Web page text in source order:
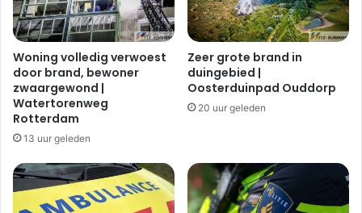
Woning volledig verwoest
door brand, bewoner
zwaargewond |
Watertorenweg
Rotterdam
13 uur geleden
Zeer grote brand in
duingebied |
Oosterduinpad Ouddorp
20 uur geleden